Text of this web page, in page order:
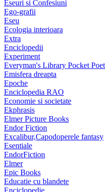
Eseuri si Confesiuni
Ego-grafii
Eseu
Ecologia interioara
Extra
Enciclopedii
Experiment
Everyman's Library Pocket
Emisfera dreapta
Epoche
Enciclopedia RAO
Economie si societate
Ekphrasis
Elmer Picture Books
Endor Fiction
Excalibur,Capodoperele fantasy
Esentiale
EndorFiction
Elmer
Epic Books
Educatie cu blandete
Enciclopedie